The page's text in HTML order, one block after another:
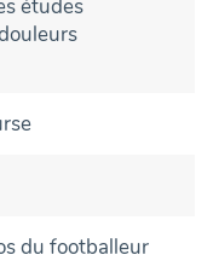
études
du footballeur